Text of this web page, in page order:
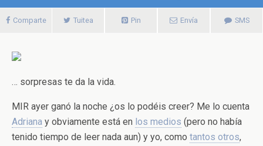
Comparte Tuitea Pin Envía SMS
… sorpresas te da la vida.
MIR ayer ganó la noche ¿os lo podéis creer? Me lo cuenta
Adriana y obviamente está en los medios (pero no había
tenido tiempo de leer nada aun) y yo, como tantos otros,